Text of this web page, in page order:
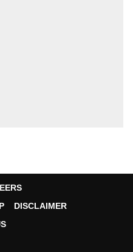
DISCLAIMER